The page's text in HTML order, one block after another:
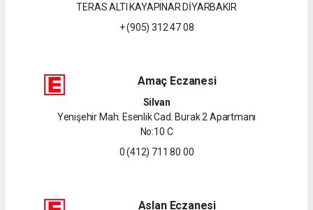
TERAS ALTI KAYAPINAR DİYARBAKIR
+ (905) 312 47 08
Amaç Eczanesi
Silvan
Yenişehir Mah. Esenlik Cad. Burak 2 Apartmanı
No:10 C
0 (412) 711 80 00
Aslan Eczanesi